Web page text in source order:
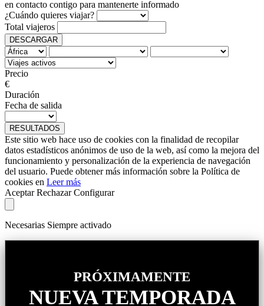
en contacto contigo para mantenerte informado
¿Cuándo quieres viajar?
Total viajeros
DESCARGAR
Precio
€
Duración
Fecha de salida
RESULTADOS
Este sitio web hace uso de cookies con la finalidad de recopilar
datos estadísticos anónimos de uso de la web, así como la mejora del
funcionamiento y personalización de la experiencia de navegación
del usuario. Puede obtener más información sobre la Política de
cookies en Leer más
Aceptar Rechazar Configurar
Necesarias Siempre activado
PRÓXIMAMENTE
NUEVA TEMPORADA